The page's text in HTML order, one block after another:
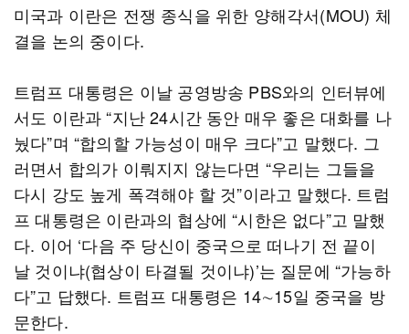
미국과 이란은 전쟁 종식을 위한 양해각서(MOU) 체
결을 논의 중이다.
트럼프 대통령은 이날 공영방송 PBS와의 인터뷰에
서도 이란과 “지난 24시간 동안 매우 좋은 대화를 나
눴다”며 “합의할 가능성이 매우 크다”고 말했다. 그
러면서 합의가 이뤄지지 않는다면 “우리는 그들을
다시 강도 높게 폭격해야 할 것”이라고 말했다. 트럼
프 대통령은 이란과의 협상에 “시한은 없다”고 말했
다. 이어 ‘다음 주 당신이 중국으로 떠나기 전 끝이
날 것이냐(협상이 타결될 것이냐)’는 질문에 “가능하
다”고 답했다. 트럼프 대통령은 14∼15일 중국을 방
문한다.